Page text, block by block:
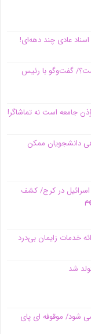
عادی چند‌ دهه‌ای!
گفت‌وگو با رئیس
جامعه است نه تماشاگر!
دانشجویان ممکن
در کرج/‌ کشف
شد
شود/ موقوفه ای پای